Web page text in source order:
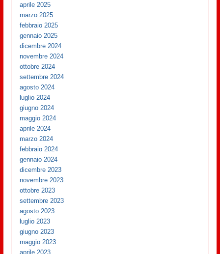
aprile 2025
marzo 2025
febbraio 2025
gennaio 2025
dicembre 2024
novembre 2024
ottobre 2024
settembre 2024
agosto 2024
luglio 2024
giugno 2024
maggio 2024
aprile 2024
marzo 2024
febbraio 2024
gennaio 2024
dicembre 2023
novembre 2023
ottobre 2023
settembre 2023
agosto 2023
luglio 2023
giugno 2023
maggio 2023
aprile 2023